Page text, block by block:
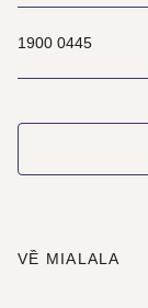
1900 0445
VỀ MIALALA